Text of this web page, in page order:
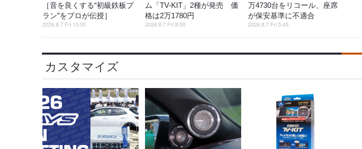
［音を良くする“初級鉄板プ
ラン”をプロが伝授］
2026.8.7 Fri 13:00
ム「TV-KIT」2種が発売 価
格は2万1780円
2026.8.7 Fri 8:00
万4730台をリコール、座席
が保安基準に不適合
2026.8.7 Fri 5:45
カスタマイズ